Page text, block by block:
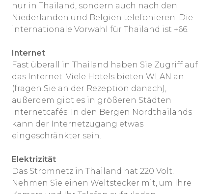
nur in Thailand, sondern auch nach den
Niederlanden und Belgien telefonieren. Die
internationale Vorwahl für Thailand ist +66.
Internet
Fast überall in Thailand haben Sie Zugriff auf
das Internet. Viele Hotels bieten WLAN an
(fragen Sie an der Rezeption danach),
außerdem gibt es in größeren Städten
Internetcafés. In den Bergen Nordthailands
kann der Internetzugang etwas
eingeschränkter sein.
Elektrizität
Das Stromnetz in Thailand hat 220 Volt.
Nehmen Sie einen Weltstecker mit, um Ihre